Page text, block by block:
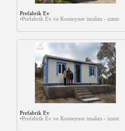
Prefabrik Ev
•Prefabrik Ev ve Konteyner imalatı - izmir
Prefabrik Ev
•Prefabrik Ev ve Konteyner imalatı - izmir